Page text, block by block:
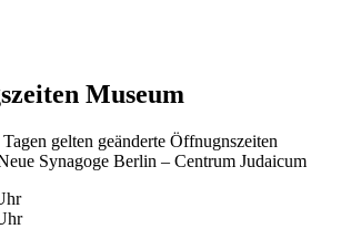
Museum
gelten geänderte Öffnugnszeiten
Synagoge Berlin – Centrum Judaicum